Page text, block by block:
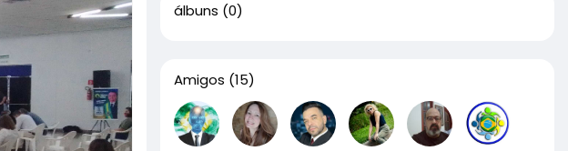
álbuns (0)
Amigos (15)